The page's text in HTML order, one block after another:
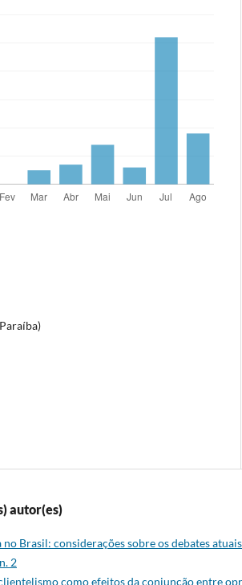
autor(es)
Brasil: considerações sobre os debates atuais
2
como efeitos da conjunção entre